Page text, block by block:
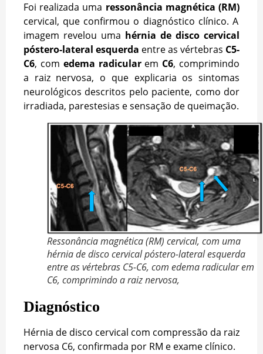
Foi realizada uma ressonância magnética (RM)
cervical, que confirmou o diagnóstico clínico. A
imagem revelou uma hérnia de disco cervical
póstero-lateral esquerda entre as vértebras C5-
C6, com edema radicularem C6, comprimindo
a raiz nervosa, o que explicaria os sintomas
neurológicos descritos pelo paciente, como dor
irradiada, parestesias e sensação de queimação.
Ressonância magnética (RM) cervical, com uma
hérnia de disco cervical póstero-lateral esquerda
entre as vértebras C5-C6, com edema radicular em
C6, comprimindo a raiz nervosa,
Diagnóstico
Hérnia de disco cervical com compressão da raiz
nervosa C6, confirmada por RM e exame clínico.